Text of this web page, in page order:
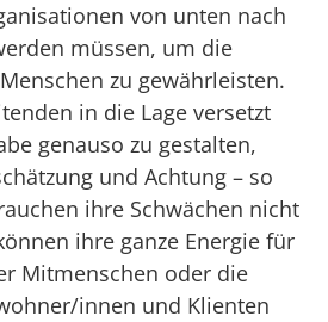
von unten nach
müssen, um die
zu gewährleisten.
in die Lage versetzt
genauso zu gestalten,
und Achtung – so
ihre Schwächen nicht
ihre ganze Energie für
Mitmenschen oder die
innen und Klienten